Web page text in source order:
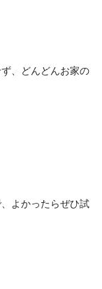
、どんどんお家の
よかったらぜひ試